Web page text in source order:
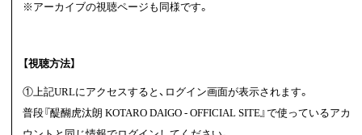
※アーカイブの視聴ページも同様です。
【視聴方法】
①上記URLにアクセスすると、ログイン画面が表示されます。
普段『醍醐虎汰朗 KOTARO DAIGO - OFFICIAL SITE』で使っているアカ